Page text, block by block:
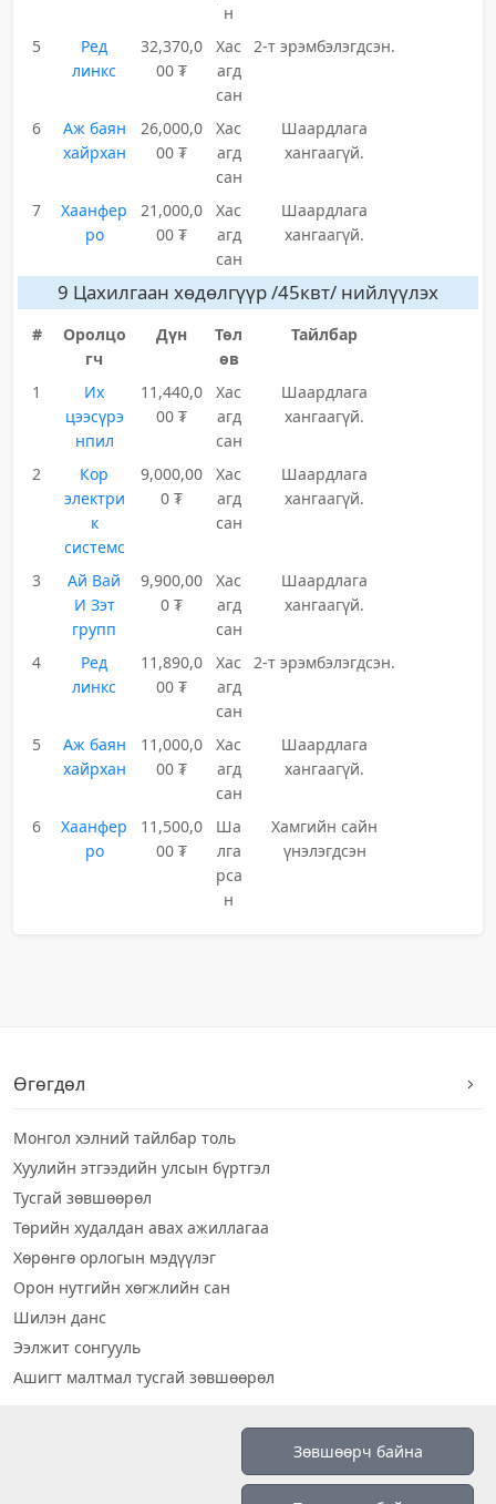
н
5
Ред
линкс
32,370,0
00 ₮
Хас
агд
сан
2-т эрэмбэлэгдсэн.
6
Аж баян
хайрхан
26,000,0
00 ₮
Хас
агд
сан
Шаардлага
хангаагүй.
7
Хаанфер
ро
21,000,0
00 ₮
Хас
агд
сан
Шаардлага
хангаагүй.
9 Цахилгаан хөдөлгүүр /45квт/ нийлүүлэх
#
Оролцо
гч
Дүн
Төл
өв
Тайлбар
1
Их
цээсүрэ
нпил
11,440,0
00 ₮
Хас
агд
сан
Шаардлага
хангаагүй.
2
Кор
электри
к
системс
9,000,00
0 ₮
Хас
агд
сан
Шаардлага
хангаагүй.
3
Ай Вай
И Зэт
групп
9,900,00
0 ₮
Хас
агд
сан
Шаардлага
хангаагүй.
4
Ред
линкс
11,890,0
00 ₮
Хас
агд
сан
2-т эрэмбэлэгдсэн.
5
Аж баян
хайрхан
11,000,0
00 ₮
Хас
агд
сан
Шаардлага
хангаагүй.
6
Хаанфер
ро
11,500,0
00 ₮
Ша
лга
рса
н
Хамгийн сайн
үнэлэгдсэн
Өгөгдөл
Монгол хэлний тайлбар толь
Хуулийн этгээдийн улсын бүртгэл
Тусгай зөвшөөрөл
Төрийн худалдан авах ажиллагаа
Хөрөнгө орлогын мэдүүлэг
Орон нутгийн хөгжлийн сан
Шилэн данс
Ээлжит сонгууль
Ашигт малтмал тусгай зөвшөөрөл
Зөвшөөрч байна